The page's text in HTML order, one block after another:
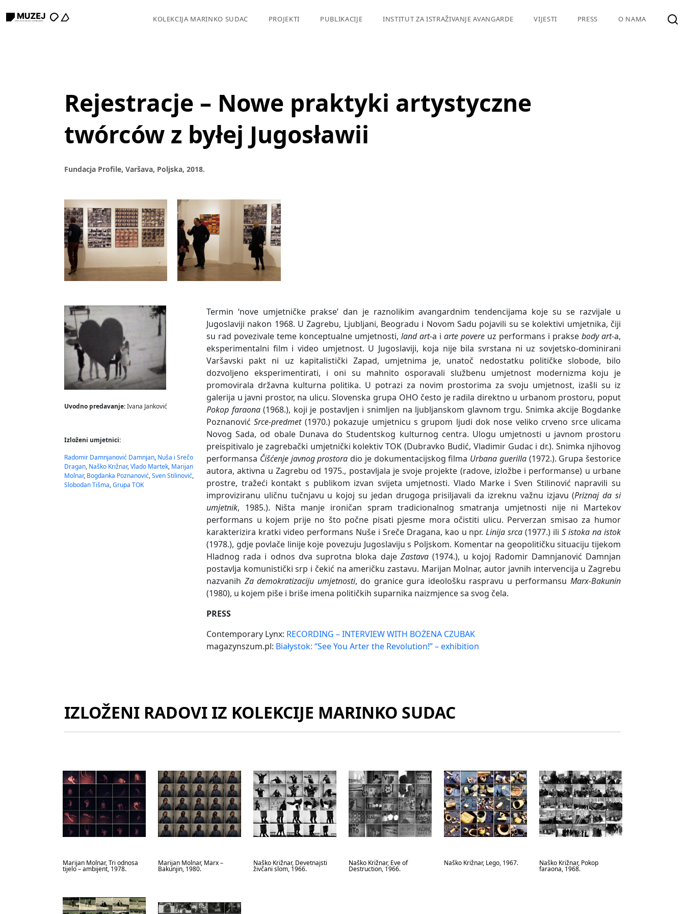
KOLEKCIJA MARINKO SUDAC PROJEKTI PUBLIKACIJE INSTITUT ZA ISTRAŽIVANJE AVANGARDE VIJESTI PRESS O NAMA
Rejestracje – Nowe praktyki artystyczne
twórców z byłej Jugosławii
Fundacja Profile, Varšava, Poljska, 2018.
Uvodno predavanje:Ivana Janković
Izloženi umjetnici:
Radomir Damnjanović Damnjan, Nuša i Srečo
Dragan, Naško Križnar,Vlado Martek, Marijan
Molnar, Bogdanka Poznanović,Sven Stilinović,
Slobodan Tišma,Grupa TOK
Termin ‘nove umjetničke prakse’ dan je raznolikim avangardnim tendencijama koje su se razvijale u
Jugoslaviji nakon 1968. U Zagrebu, Ljubljani, Beogradu i Novom Sadu pojavili su se kolektivi umjetnika, čiji
su rad povezivale teme konceptualne umjetnosti, land art-a i arte povere uz performans i prakse body art-a,
eksperimentalni film i video umjetnost. U Jugoslaviji, koja nije bila svrstana ni uz sovjetsko-dominirani
Varšavski pakt ni uz kapitalistički Zapad, umjetnima je, unatoč nedostatku političke slobode, bilo
dozvoljeno eksperimentirati, i oni su mahnito osporavali službenu umjetnost modernizma koju je
promovirala državna kulturna politika. U potrazi za novim prostorima za svoju umjetnost, izašli su iz
galerija u javni prostor, na ulicu. Slovenska grupa OHO često je radila direktno u urbanom prostoru, poput
Pokop faraona(1968.), koji je postavljen i snimljen na ljubljanskom glavnom trgu. Snimka akcije Bogdanke
Poznanović Srce-predmet (1970.) pokazuje umjetnicu s grupom ljudi dok nose veliko crveno srce ulicama
Novog Sada, od obale Dunava do Studentskog kulturnog centra. Ulogu umjetnosti u javnom prostoru
preispitivalo je zagrebački umjetnički kolektiv TOK (Dubravko Budić, Vladimir Gudac i dr.). Snimka njihovog
performansa Čišćenje javnog prostora dio je dokumentacijskog filma Urbana guerilla(1972.). Grupa šestorice
autora, aktivna u Zagrebu od 1975., postavljala je svoje projekte (radove, izložbe i performanse) u urbane
prostre, tražeći kontakt s publikom izvan svijeta umjetnosti. Vlado Marke i Sven Stilinović napravili su
improviziranu uličnu tučnjavu u kojoj su jedan drugoga prisiljavali da izreknu važnu izjavu (Priznaj da si
umjetnik, 1985.). Ništa manje ironičan spram tradicionalnog smatranja umjetnosti nije ni Martekov
performans u kojem prije no što počne pisati pjesme mora očistiti ulicu. Perverzan smisao za humor
karakterizira kratki video performans Nuše i Sreče Dragana, kao u npr.Linija srca(1977.) iliS istoka na istok
(1978.), gdje povlače linije koje povezuju Jugoslaviju s Poljskom. Komentar na geopolitičku situaciju tijekom
Hladnog rada i odnos dva suprotna bloka daje Zastava(1974.), u kojoj Radomir Damnjanović Damnjan
postavlja komunistički srp i čekić na američku zastavu. Marijan Molnar, autor javnih intervencija u Zagrebu
nazvanih Za demokratizaciju umjetnosti, do granice gura ideološku raspravu u performansuMarx-Bakunin
(1980), u kojem piše i briše imena političkih suparnika naizmjence sa svog čela.
PRESS
Contemporary Lynx: RECORDING – INTERVIEW WITH BOŻENA CZUBAK
magazynszum.pl: Białystok: “See You Arter the Revolution!” – exhibition
IZLOŽENI RADOVI IZ KOLEKCIJE MARINKO SUDAC
Marijan Molnar, Tri odnosa
tijelo – ambijent, 1978.
Marijan Molnar, Marx –
Bakunjin, 1980.
Naško Križnar, Devetnajsti
živčani slom, 1966.
Naško Križnar, Eve of
Destruction, 1966.
Naško Križnar, Lego, 1967. Naško Križnar, Pokop
faraona, 1968.